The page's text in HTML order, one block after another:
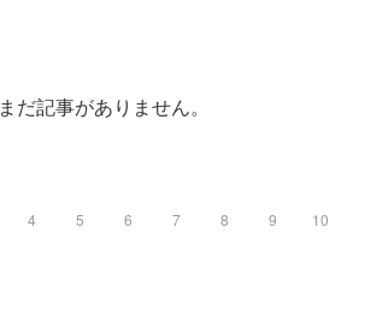
まだ記事がありません。
4 5 6 7 8 9 10